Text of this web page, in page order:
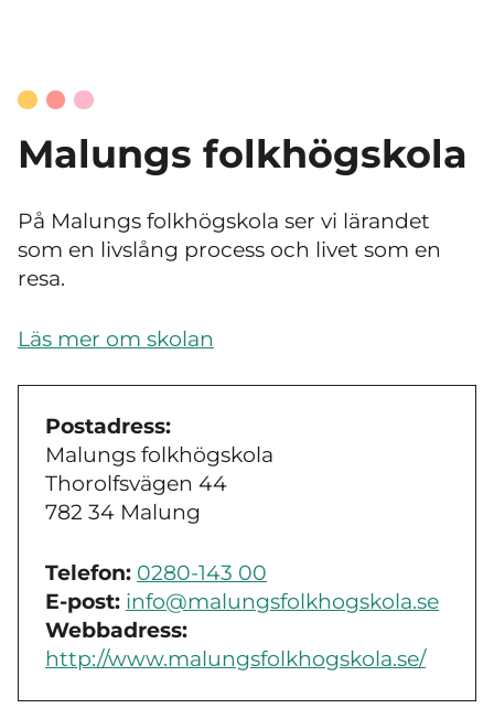
Malungs folkhögskola
På Malungs folkhögskola ser vi lärandet
som en livslång process och livet som en
resa.
Läs mer om skolan
Postadress:
Malungs folkhögskola
Thorolfsvägen 44
782 34 Malung
Telefon: 0280-143 00
E-post: info@malungsfolkhogskola.se
Webbadress:
http://www.malungsfolkhogskola.se/